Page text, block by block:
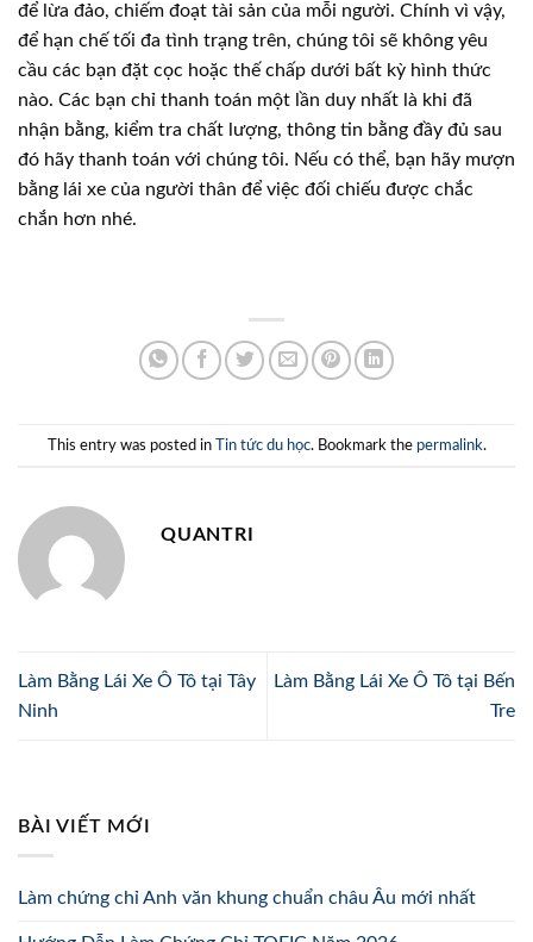
để lừa đảo, chiếm đoạt tài sản của mỗi người. Chính vì vậy,
để hạn chế tối đa tình trạng trên, chúng tôi sẽ không yêu
cầu các bạn đặt cọc hoặc thế chấp dưới bất kỳ hình thức
nào. Các bạn chỉ thanh toán một lần duy nhất là khi đã
nhận bằng, kiểm tra chất lượng, thông tin bằng đầy đủ sau
đó hãy thanh toán với chúng tôi. Nếu có thể, bạn hãy mượn
bằng lái xe của người thân để việc đối chiếu được chắc
chắn hơn nhé.
This entry was posted in Tin tức du học. Bookmark the permalink.
QUANTRI
Làm Bằng Lái Xe Ô Tô tại Tây
Ninh
Làm Bằng Lái Xe Ô Tô tại Bến
Tre
BÀI VIẾT MỚI
Làm chứng chỉ Anh văn khung chuẩn châu Âu mới nhất